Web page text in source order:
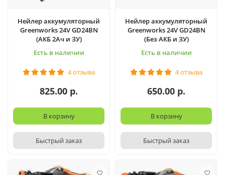
Нейлер аккумуляторный
Greenworks 24V GD24BN
(АКБ 2Ач и ЗУ)
Есть в наличии
4 отзыва
825.00 р.
В корзину
Быстрый заказ
Нейлер аккумуляторный
Greenworks 24V GD24BN
(Без АКБ и ЗУ)
Есть в наличии
4 отзыва
650.00 р.
В корзину
Быстрый заказ